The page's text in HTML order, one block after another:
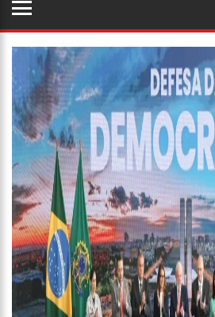
07:21
FATAIS EM
18:42 PREÇO MÉDIO DA GASOLINA
PAÍS, DIZ ANP
17:36
PREFEITURA DE MANAUS
FORTALECE PATRIMÔNIO
10:55 PROPOSTA DE DECRETO PARA
JURÍDICA DE LULA CONTRA
10:07 SSP-AM VISTORIA CONSTRUÇÃO
BOMBEIROS DO
22:31 MULHER MATA O PRÓPRIO MARIDO A
TRAIÇÃO; VEJA
09:06 DAVID ALMEIDA DESCE DE CARRO
APOIO PARA HISSA ABRAHÃO: ‘MEU
13:31 A VITÓRIA DO EMPREENDEDORISMO
09:04 BOMBA! PASTOR É COAGIDO POR
PARA ADESIVAR SEU VEÍCULO COM
VÍDEO!